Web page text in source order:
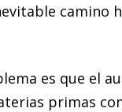
camino
es que el
primas